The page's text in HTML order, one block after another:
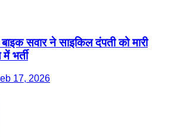
सवार ने साइकिल दंपती को मारी
भर्ती
17, 2026